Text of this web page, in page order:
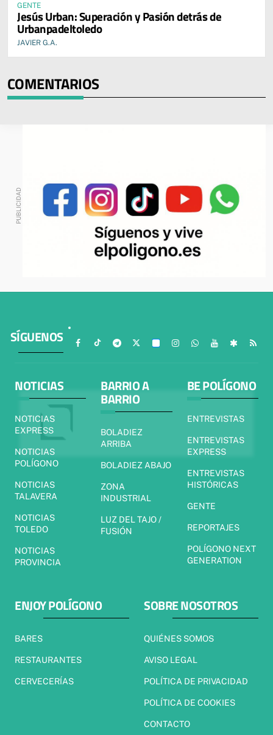
GENTE
Jesús Urban: Superación y Pasión detrás de
Urbanpadeltoledo
JAVIER G.A.
COMENTARIOS
SÍGUENOS
NOTICIAS
NOTICIAS
EXPRESS
NOTICIAS
POLÍGONO
NOTICIAS
TALAVERA
NOTICIAS
TOLEDO
NOTICIAS
PROVINCIA
BARRIO A
BARRIO
BOLADIEZ
ARRIBA
BOLADIEZ ABAJO
ZONA
INDUSTRIAL
LUZ DEL TAJO /
FUSIÓN
BE POLÍGONO
ENTREVISTAS
ENTREVISTAS
EXPRESS
ENTREVISTAS
HISTÓRICAS
GENTE
REPORTAJES
POLÍGONO NEXT
GENERATION
ENJOY POLÍGONO
BARES
RESTAURANTES
CERVECERÍAS
SOBRE NOSOTROS
QUIÉNES SOMOS
AVISO LEGAL
POLÍTICA DE PRIVACIDAD
POLÍTICA DE COOKIES
CONTACTO